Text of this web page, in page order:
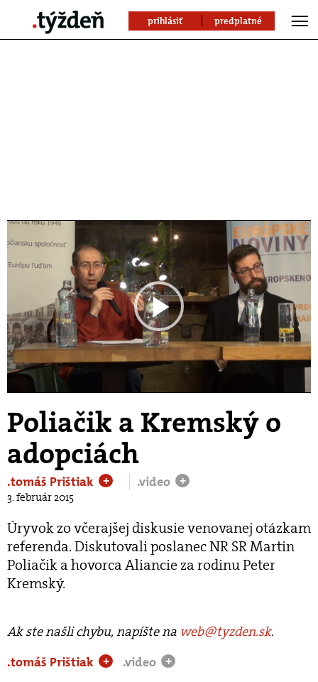
prihlásiť predplatné
Play
Video
Poliačik a Kremský o
adopciách
.tomáš Prištiak + .video +
3. február 2015
Úryvok zo včerajšej diskusie venovanej otázkam
referenda. Diskutovali poslanec NR SR Martin
Poliačik a hovorca Aliancie za rodinu Peter
Kremský.
Ak ste našli chybu, napíšte na web@tyzden.sk.
.tomáš Prištiak
+ .video +